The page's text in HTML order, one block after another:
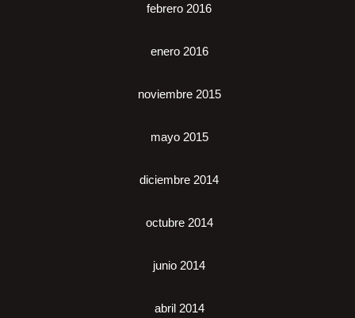
febrero 2016
enero 2016
noviembre 2015
mayo 2015
diciembre 2014
octubre 2014
junio 2014
abril 2014